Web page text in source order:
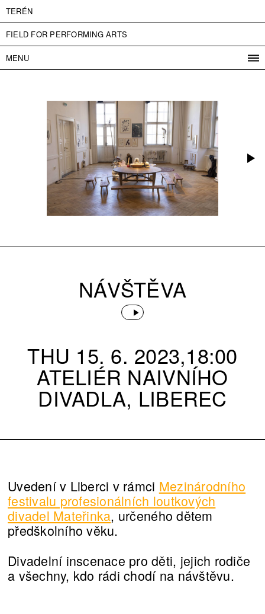
TERÉN
FIELD FOR PERFORMING ARTS
MENU
ABOUT US
ADMISSION
PARTNERS
ČESKY
NÁVŠTĚVA
THU 15. 6. 2023,18:00
ATELIÉR NAIVNÍHO
DIVADLA, LIBEREC
Uvedení v Liberci v rámci Mezinárodního
festivalu profesionálních loutkových
divadel Mateřinka, určeného dětem
předškolního věku.
Divadelní inscenace pro děti, jejich rodiče
a všechny, kdo rádi chodí na návštěvu.